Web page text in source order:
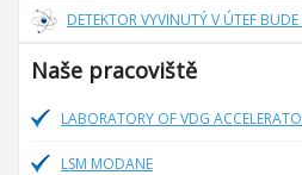
DETEKTOR VYVINUTÝ V ÚTEF
Naše pracoviště
LABORATORY OF VDG
LSM MODANE